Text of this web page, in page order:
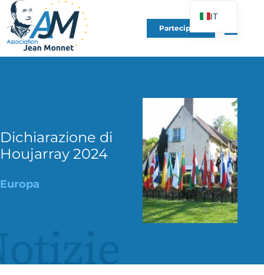
Partecipare
Dichiarazione di
Houjarray 2024
Europa
IT
FR
EN
PT
PL
UK